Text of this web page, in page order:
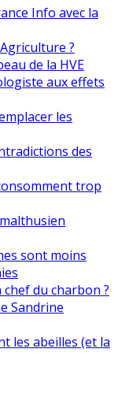
Info avec la
?
de la HVE
aux effets
les
des
trop
sont moins
du charbon ?
Sandrine
les abeilles (et la